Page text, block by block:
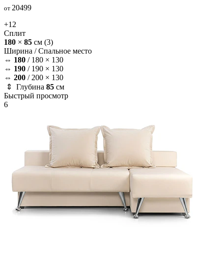
от 20499
+12
Сплит
180 × 85 см (3)
Ширина /Спальное место
⇔ 180 / 180 × 130
⇔ 190 / 190 × 130
⇔ 200 / 200 × 130
⇕ Глубина 85 см
Быстрый просмотр
6